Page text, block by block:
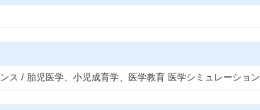
ス / 胎児医学、小児成育学、医学教育 医学シミュレーション